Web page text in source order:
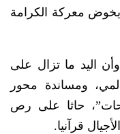
يخوض معركة الكرامة
وأن اليد ما تزال على
ومساندة محور
حاثا على رص
قرآنيا.